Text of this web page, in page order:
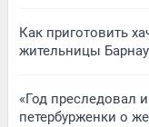
Как приготовить
жительницы
«Год преследовал
петербурженки о